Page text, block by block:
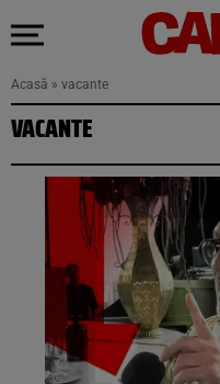
Acasă » vacante
VACANTE